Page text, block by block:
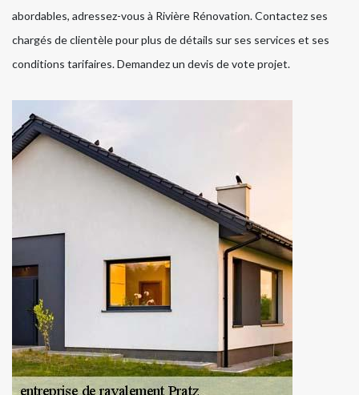
abordables, adressez-vous à Rivière Rénovation. Contactez ses
chargés de clientèle pour plus de détails sur ses services et ses
conditions tarifaires. Demandez un devis de vote projet.